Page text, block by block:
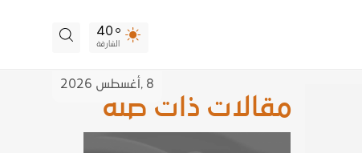
40
الشارقة
8 , أغسطس 2026
مقالات ذات صلة